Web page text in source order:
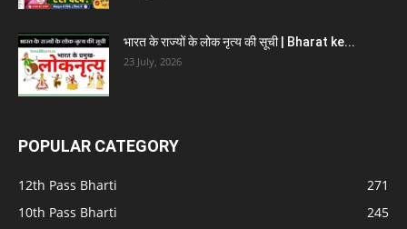
भारत के राज्यों के लोक नृत्य की सूची | Bharat ke...
23 July, 2026
POPULAR CATEGORY
12th Pass Bharti
271
10th Pass Bharti
245